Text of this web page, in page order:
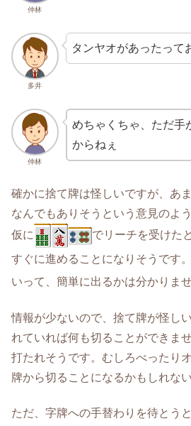
仲林
多井
タンヤオがあったって
仲林
めちゃくちゃ、ただ手
からねぇ
確かに捨て牌は怪しいですが、あ
なんでもありそうという意見のよ
仮に
でリーチを受けた
すぐに進めることになりそうです
いって、簡単に出るかは分かりませ
情報が少ないので、捨て牌が怪し
れていれば何も切ることができま
打たれそうです。むしろべったり
牌から切ることになるかもしれない
ただ、字牌への手替わりを待とう